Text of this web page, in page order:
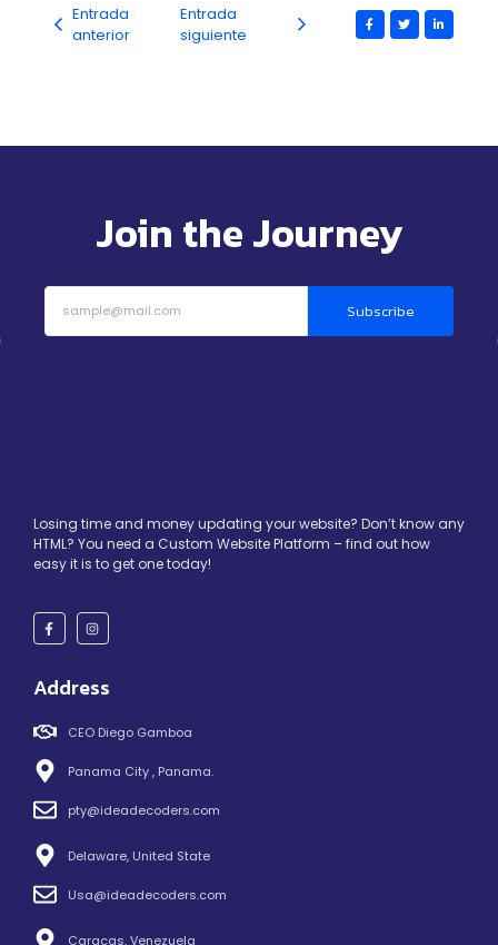
Entrada
anterior
Entrada
siguiente
Join the Journey
Subscribe
Losing time and money updating your website? Don’t know any
HTML? You need a Custom Website Platform – find out how
easy it is to get one today!
Address
CEO Diego Gamboa
Panama City , Panama.
pty@ideadecoders.com
Delaware, United State
Usa@ideadecoders.com
Caracas, Venezuela